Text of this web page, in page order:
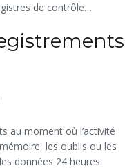
de contrôle
les numéros
et les
au moment où l’activité
les oublis ou les
données 24 heures